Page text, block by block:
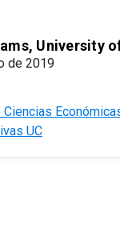
University
de 2019
Ciencias
UC